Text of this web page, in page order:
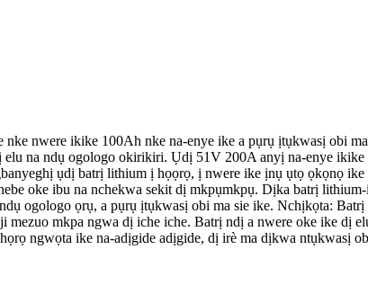
nwere ikike 100Ah nke na-enye ike a pụrụ ịtụkwasị obi
na ndụ ogologo okirikiri. Ụdị 51V 200A anyị na-enye
ụdị batrị lithium ị họọrọ, ị nwere ike ịnụ ụtọ ọkọnọ
oke ibu na nchekwa sekit dị mkpụmkpụ. Dịka batrị
ogologo ọrụ, a pụrụ ịtụkwasị obi ma sie ike. Nchịkọta:
mkpa ngwa dị iche iche. Batrị ndị a nwere oke ike dị
ngwọta ike na-adịgide adịgide, dị irè ma dịkwa ntụkwasị